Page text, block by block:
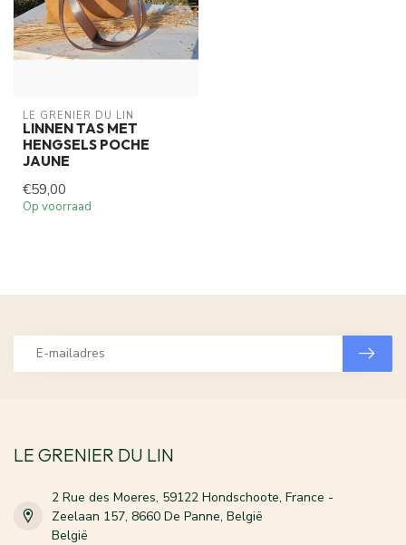
LE GRENIER DU LIN
LINNEN TAS MET
HENGSELS POCHE
JAUNE
€59,00
Op voorraad
LE GRENIER DU LIN
2 Rue des Moeres, 59122 Hondschoote, France -
Zeelaan 157, 8660 De Panne, België
België